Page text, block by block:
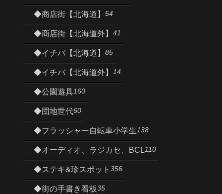
◆商店街【北海道】 54
◆商店街【北海道外】 41
◆イチバ【北海道】 85
◆イチバ【北海道外】 14
◆公園遊具160
◆団地世代60
◆フラッシャー自転車小学生138
◆オーディオ、ラジカセ、BCL110
◆ステキ&珍スポット 356
◆街の手書き看板35